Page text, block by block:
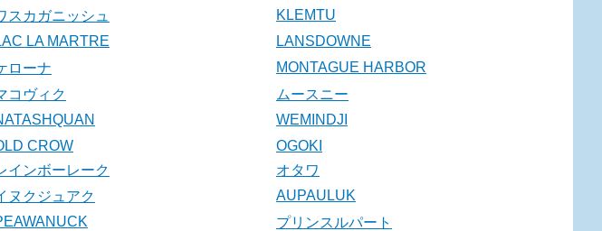
スカガニッシュ
KLEMTU
LA MARTRE
LANSDOWNE
ローナ
MONTAGUE HARBOR
コヴィク
ムースニー
WEMINDJI
CROW
OGOKI
インボーレーク
オタワ
ヌクジュアク
AUPAULUK
プリンスルパート